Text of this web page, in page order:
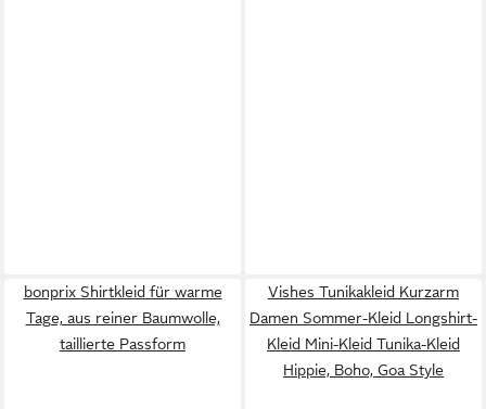
bonprix Shirtkleid für warme
Tage, aus reiner Baumwolle,
taillierte Passform
Vishes Tunikakleid Kurzarm
Damen Sommer-Kleid Longshirt-
Kleid Mini-Kleid Tunika-Kleid
Hippie, Boho, Goa Style